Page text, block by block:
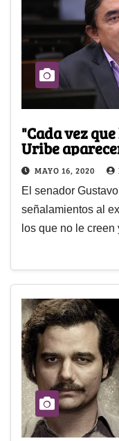
"Cada vez
Uribe
MAYO 16, 2020
El senador
señalamientos al
los que no le